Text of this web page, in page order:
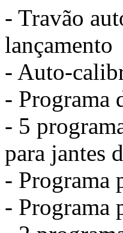
- Travão
lançamento
- Auto-
- Programa
- 5
para jantes
- Programa
- Programa